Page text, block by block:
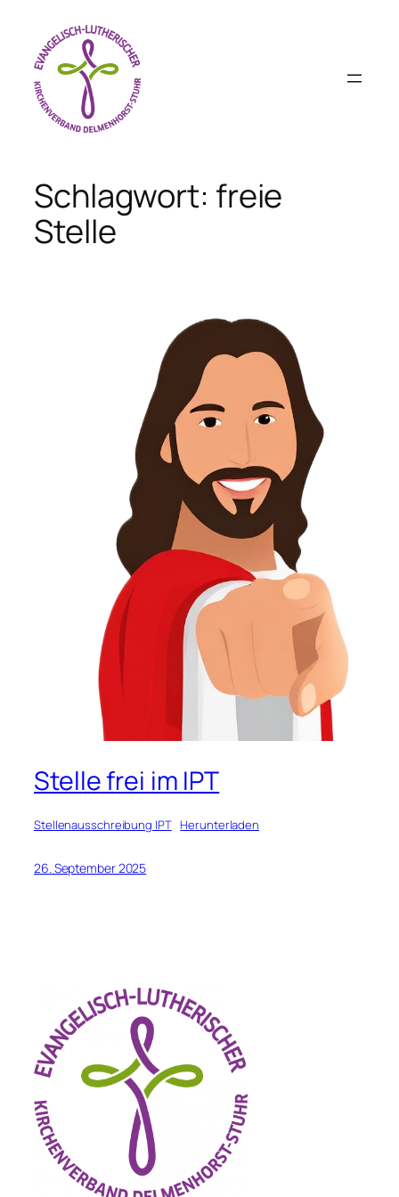
Inhalt
springen
Schlagwort: freie
Stelle
Stelle frei im IPT
Stellenausschreibung IPT Herunterladen
26. September 2025